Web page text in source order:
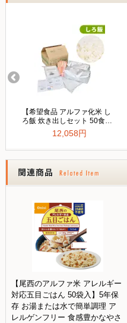
【尾西のアルファ米 アレルギー
対応五目ごはん 50袋入】5年保
存 お湯または水で簡単調理 ア
レルゲンフリー 食感豊かなやさ